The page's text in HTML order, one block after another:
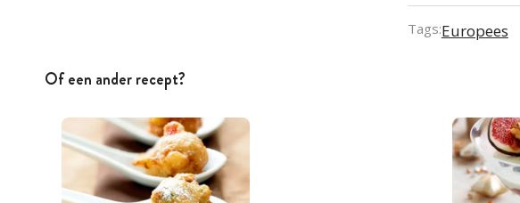
Tags:Europees
Of een ander recept?